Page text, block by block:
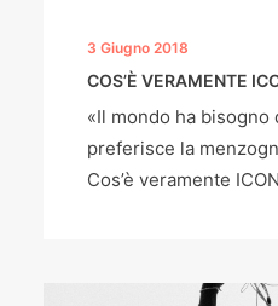
3 Giugno 2018
COS’È VERAMENTE
«Il mondo ha bisogno
preferisce la
Cos’è veramente